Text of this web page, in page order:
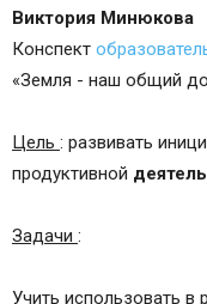
Виктория Минюкова
Конспект
«Земля - наш общий
Цель : развивать
продуктивной
Задачи :
Учить использовать в